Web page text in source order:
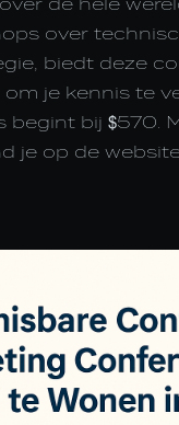
de hele
over
biedt deze
je kennis te
begint bij $570.
je op de